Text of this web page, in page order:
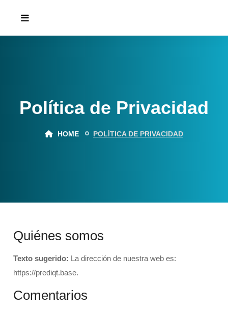
Política de Privacidad
HOME POLÍTICA DE PRIVACIDAD
Quiénes somos
Texto sugerido: La dirección de nuestra web es:
https://prediqt.base.
Comentarios